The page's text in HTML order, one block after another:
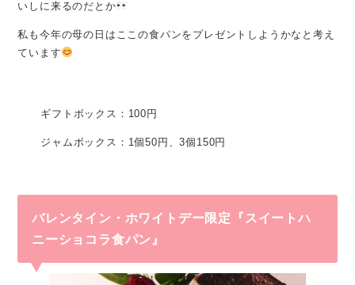
いしに来るのだとか
私も今年の母の日はここの食パンをプレゼントしようかなと考え
ています
ギフトボックス：100円
ジャムボックス：1個50円、3個150円
バレンタイン・ホワイトデー限定『スイートハ
ニーショコラ食パン』